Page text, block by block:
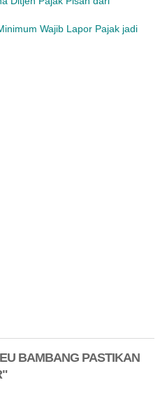
Wajib Lapor Pajak jadi
BAMBANG PASTIKAN